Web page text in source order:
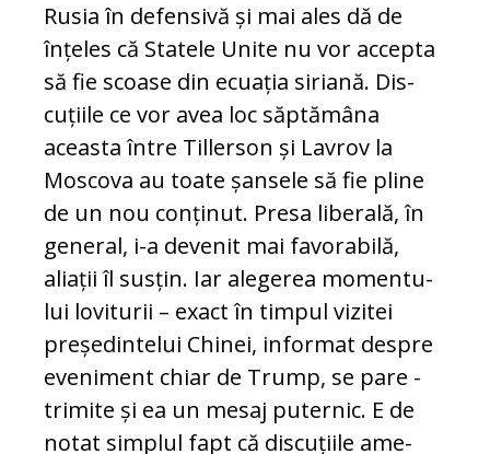
Rusia în defensivă și mai ales dă de
înțeles că Statele Unite nu vor ac­cep­ta
să fie scoase din ecuația siriană. Dis­
cuțiile ce vor avea loc săptămâna
aceasta între Tillerson și Lavrov la
Moscova au toate șansele să fie pline
de un nou conținut. Presa liberală, în
general, i-a devenit mai favorabilă,
alia­ții îl susțin. Iar alegerea mo­men­tu­
lui loviturii – exact în timpul vizitei
președintelui Chinei, informat despre
eveniment chiar de Trump, se pare -
trimite și ea un mesaj puternic. E de
notat simplul fapt că discuțiile ame­